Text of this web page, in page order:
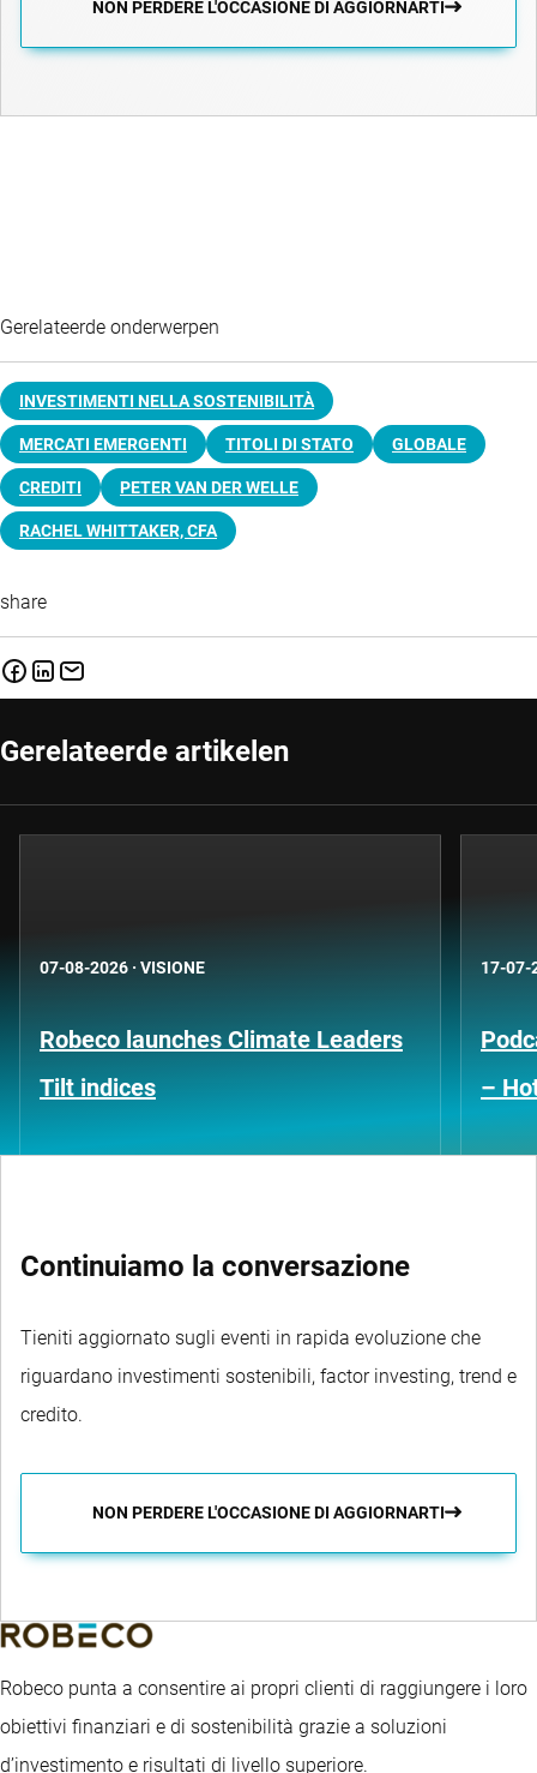
NON PERDERE L'OCCASIONE DI AGGIORNARTI
Gerelateerde onderwerpen
INVESTIMENTI NELLA SOSTENIBILITÀ
MERCATI EMERGENTI TITOLI DI STATO GLOBALE
CREDITI PETER VAN DER WELLE
RACHEL WHITTAKER, CFA
share
Gerelateerde artikelen
07-08-2026 · VISIONE
Robeco launches Climate Leaders
Tilt indices
17-07-
–
Continuiamo la conversazione
Tieniti aggiornato sugli eventi in rapida evoluzione che
riguardano investimenti sostenibili, factor investing, trend e
credito.
NON PERDERE L'OCCASIONE DI AGGIORNARTI
Robeco punta a consentire ai propri clienti di raggiungere i loro
obiettivi finanziari e di sostenibilità grazie a soluzioni
d’investimento e risultati di livello superiore.